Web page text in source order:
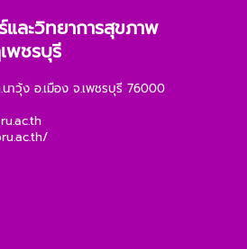
ละวิทยาการสุขภาพ
พชรบุรี
าวุ้ง อ.เมือง จ.เพชรบุรี 76000